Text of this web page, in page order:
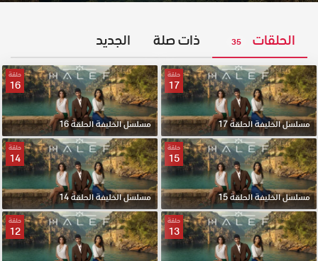
الحلقات 35 ذات صلة الجديد
حلقة
17
مسلسل الخليفة الحلقة 17
حلقة
16
مسلسل الخليفة الحلقة 16
حلقة
15
مسلسل الخليفة الحلقة 15
حلقة
14
مسلسل الخليفة الحلقة 14
حلقة
13
حلقة
12